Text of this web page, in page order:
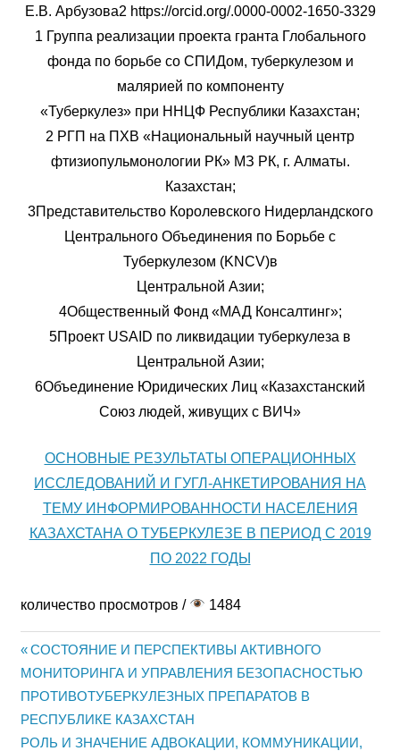
Е.В. Арбузова2 https://orcid.org/.0000-0002-1650-3329
1 Группа реализации проекта гранта Глобального
фонда по борьбе со СПИДом, туберкулезом и
малярией по компоненту
«Туберкулез» при ННЦФ Республики Казахстан;
2 РГП на ПХВ «Национальный научный центр
фтизиопульмонологии РК» МЗ РК, г. Алматы.
Казахстан;
3Представительство Королевского Нидерландского
Центрального Объединения по Борьбе с
Туберкулезом (KNCV)в
Центральной Азии;
4Общественный Фонд «МАД Консалтинг»;
5Проект USAID по ликвидации туберкулеза в
Центральной Азии;
6Объединение Юридических Лиц «Казахстанский
Союз людей, живущих с ВИЧ»
ОСНОВНЫЕ РЕЗУЛЬТАТЫ ОПЕРАЦИОННЫХ
ИССЛЕДОВАНИЙ И ГУГЛ-АНКЕТИРОВАНИЯ НА
ТЕМУ ИНФОРМИРОВАННОСТИ НАСЕЛЕНИЯ
КАЗАХСТАНА О ТУБЕРКУЛЕЗЕ В ПЕРИОД С 2019
ПО 2022 ГОДЫ
количество просмотров / 1484
Post
navigation
Previous
Post:
СОСТОЯНИЕ И ПЕРСПЕКТИВЫ АКТИВНОГО
МОНИТОРИНГА И УПРАВЛЕНИЯ БЕЗОПАСНОСТЬЮ
ПРОТИВОТУБЕРКУЛЕЗНЫХ ПРЕПАРАТОВ В
РЕСПУБЛИКЕ КАЗАХСТАН
Next
РОЛЬ И ЗНАЧЕНИЕ АДВОКАЦИИ, КОММУНИКАЦИИ,